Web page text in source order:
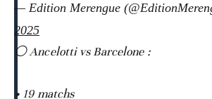
— Edition Merengue
2025
⚪️ Ancelotti vs Barcelone :
• 19 matchs